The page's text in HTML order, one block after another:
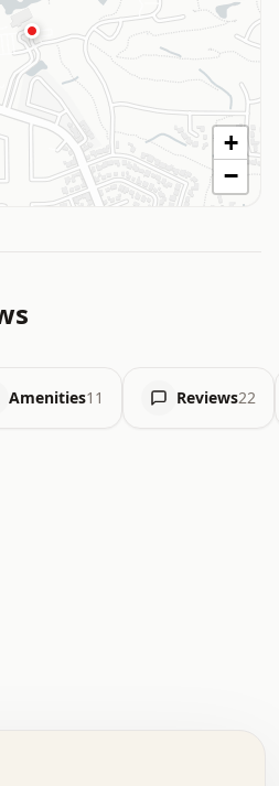
+
−
Amenities11 Reviews22
.   .   .   .   +   .   .